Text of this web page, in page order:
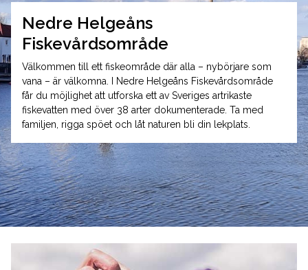
Nedre Helgeåns
Fiskevårdsområde
Välkommen till ett fiskeområde där alla – nybörjare som
vana – är välkomna. I Nedre Helgeåns Fiskevårdsområde
får du möjlighet att utforska ett av Sveriges artrikaste
fiskevatten med över 38 arter dokumenterade. Ta med
familjen, rigga spöet och låt naturen bli din lekplats.